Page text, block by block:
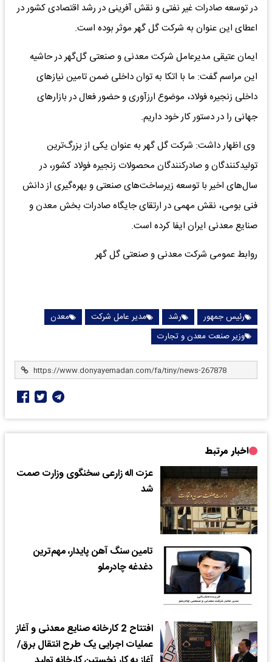
در توسعه صادرات غیر نفتی و نقش آفرینی در رشد اقتصادی کشور در
اعطای این عنوان به شرکت گل گهر موثر بوده است.
ایمان عتیقی مدیرعامل شرکت معدنی و صنعتی گل‌گهر در حاشیه
این مراسم گفت: ما با اتکا به توان داخلی ضمن تامین نیازهای
داخلی زنجیره فولاد، موضوع ارزآوری و حضور فعال در بازارهای
جهانی را در دستور کار خود داریم.
وی اظهار داشت: شرکت گل گهر به عنوان یکی از بزرگ‌ترین
تولیدکنندگان و صادرکنندگان محصولات زنجیره فولاد کشور، در
سال‌های اخیر با توسعه زیرساخت‌های صنعتی و بهره‌گیری از دانش
فنی بومی، نقش مهمی در ارتقای جایگاه صادرات بخش معدن و
صنایع معدنی ایران ایفا کرده است.
روابط عمومی شرکت معدنی و صنعتی گل گهر
رئیس جمهور رشد مدیر عامل شرکت
معدن
وزیر صنعت معدن و تجارت
اخبار مرتبط
عزت اله زارعی سخنگوی وزارت صمت
شد
تامین سنگ آهن پایدار، مهم‌ترین
دغدغه چادرملو
افتتاح 2 کارخانه صنایع معدنی و آغاز
عملیات اجرایی یک طرح انتقال برق/